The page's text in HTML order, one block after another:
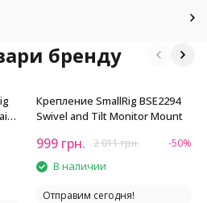
бренду
Крепление SmallRig BSE2294
Swivel and Tilt Monitor Mount
999 грн. 2 011грн. -50%
В наличии
Отправим сегодня!